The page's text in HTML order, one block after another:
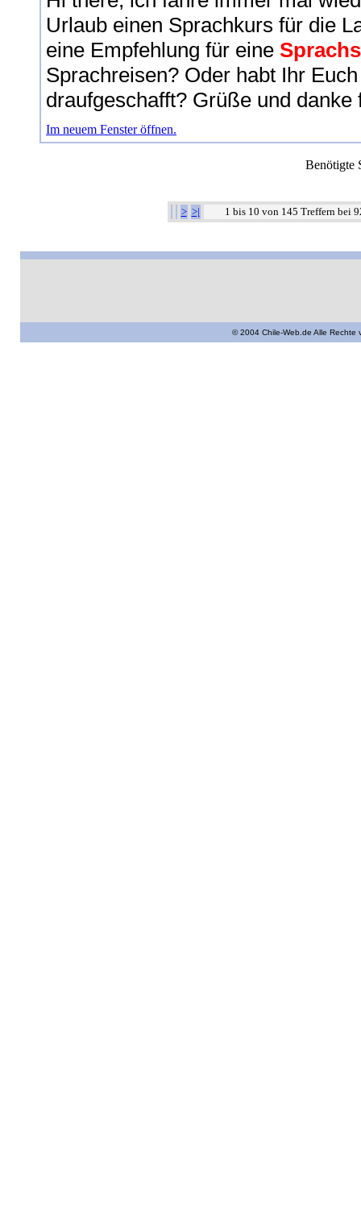
Urlaub einen Sprachkurs für die
eine Empfehlung für eine
Sprachreisen? Oder habt Ihr
draufgeschafft? Grüße und
Im neuem Fenster öffnen.
Benötigte
> >| 1 bis 10 von 145 Treffern bei
© 2004 Chile-Web.de Alle Rechte